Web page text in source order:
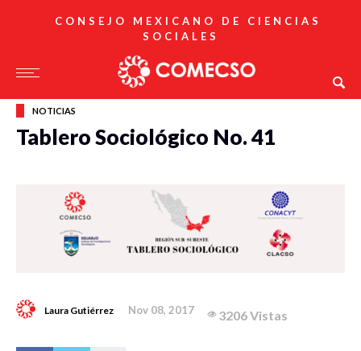
CONSEJO MEXICANO DE CIENCIAS
SOCIALES
NOTICIAS
Tablero Sociológico No. 41
Laura Gutiérrez Nov 08, 2017 3206 Vistas